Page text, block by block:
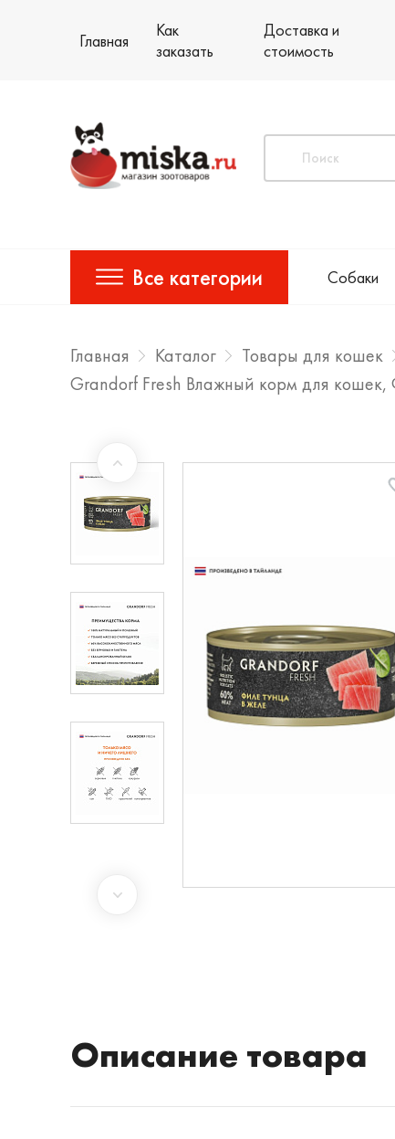
Главная
Как
заказать
Доставка и
стоимость
Все категории Собаки
Главная Каталог Товары для кошек
Grandorf Fresh Влажный корм для кошек,
Описание товара